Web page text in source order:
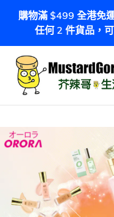
容
購物滿 $499 全港免
任何 2 件貨品，